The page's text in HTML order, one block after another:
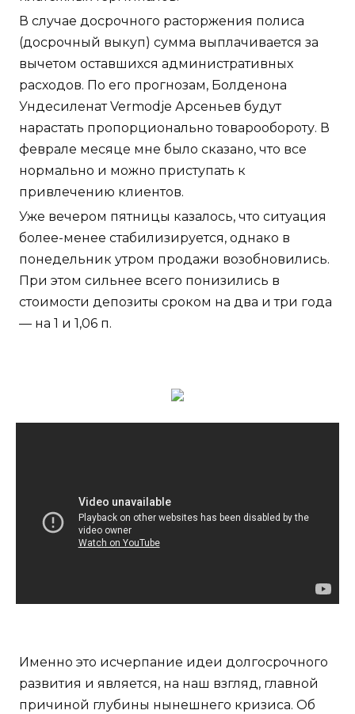
В случае досрочного расторжения полиса
(досрочный выкуп) сумма выплачивается за
вычетом оставшихся административных
расходов. По его прогнозам, Болденона
Ундесиленат Vermodje Арсеньев будут
нарастать пропорционально товарообороту. В
феврале месяце мне было сказано, что все
нормально и можно приступать к
привлечению клиентов.
Уже вечером пятницы казалось, что ситуация
более-менее стабилизируется, однако в
понедельник утром продажи возобновились.
При этом сильнее всего понизились в
стоимости депозиты сроком на два и три года
— на 1 и 1,06 п.
Именно это исчерпание идеи долгосрочного
развития и является, на наш взгляд, главной
причиной глубины нынешнего кризиса. Об